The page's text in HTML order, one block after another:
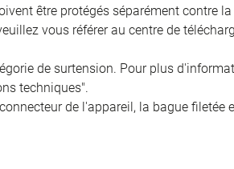
être protégés séparément contre
vous référer au centre de
de surtension. Pour plus
techniques".
de l'appareil, la bague filetée